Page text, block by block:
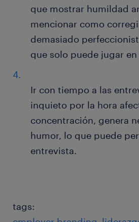
que mostrar humildad
mencionar como
demasiado
que solo puede jugar
Ir con tiempo a las
inquieto por la hora
concentración, genera
humor, lo que puede
entrevista.
tags: